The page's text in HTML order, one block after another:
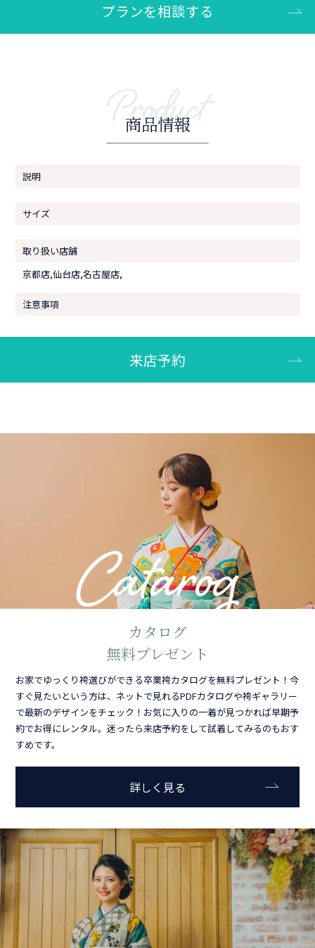
プランを相談する
Product
商品情報
説明
サイズ
取り扱い店舗
京都店,仙台店,名古屋店,
注意事項
来店予約
Catarog
カタログ
無料プレゼント
お家でゆっくり袴選びができる卒業袴カタログを無料プレゼント！今
すぐ見たいという方は、ネットで見れるPDFカタログや袴ギャラリー
で最新のデザインをチェック！お気に入りの一着が見つかれば早期予
約でお得にレンタル。迷ったら来店予約をして試着してみるのもおす
すめです。
詳しく見る